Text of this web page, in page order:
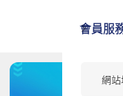
會員服
網